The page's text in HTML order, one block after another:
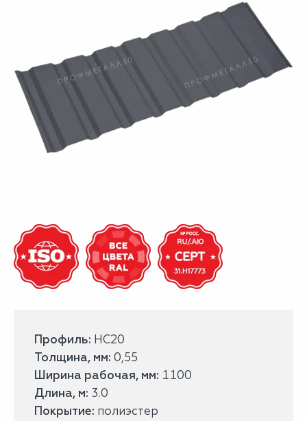
Профиль: НС20
Толщина, мм: 0,55
Ширина рабочая, мм: 1100
Длина, м: 3.0
Покрытие: полиэстер